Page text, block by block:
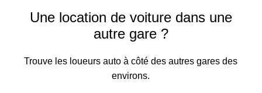
Une location de voiture dans une
autre gare ?
Trouve les loueurs auto à côté des autres gares des
environs.